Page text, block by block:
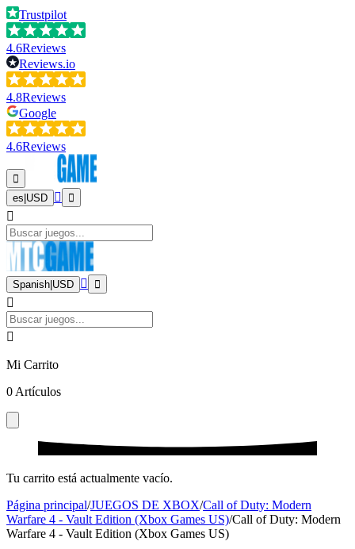
Trustpilot
4.6Reviews
Reviews.io
4.8Reviews
Google
4.6Reviews
es USD
Spanish USD
Mi Carrito
0 Artículos
Tu carrito está actualmente vacío.
Página principal/JUEGOS DE XBOX/Call of Duty: Modern
Warfare 4 - Vault Edition (Xbox Games US)/Call of Duty: Modern
Warfare 4 - Vault Edition (Xbox Games US)